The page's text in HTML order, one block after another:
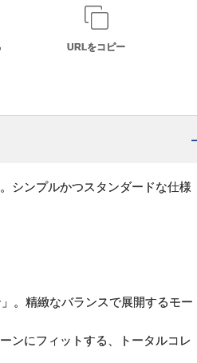
URLをコピー
シンプルかつスタンダードな仕様
。精緻なバランスで展開するモー
ンにフィットする、トータルコレ